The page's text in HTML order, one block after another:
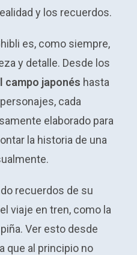
y los recuerdos.
es, como siempre,
y detalle. Desde los
campo japonés hasta
cada
elaborado para
la historia de una
recuerdos de su
viaje en tren, como la
Ver esto desde
que al principio no